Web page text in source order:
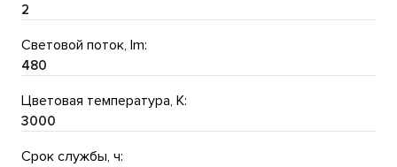
2
Световой поток, lm:
480
Цветовая температура, K:
3000
Срок службы, ч: